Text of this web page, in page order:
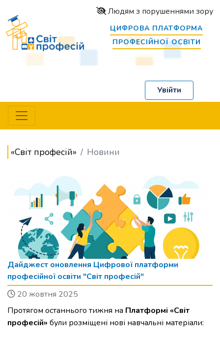
Людям з порушеннями зору
ЦИФРОВА ПЛАТФОРМА
ПРОФЕСІЙНОЇ ОСВІТИ
Увійти
«Світ професій» Новини
Дайджест оновлення Цифрової платформи
професійної освіти "Світ професій"
20 жовтня 2025
Протягом останнього тижня на Платформі «Світ
професій» були розміщені нові навчальні матеріали: